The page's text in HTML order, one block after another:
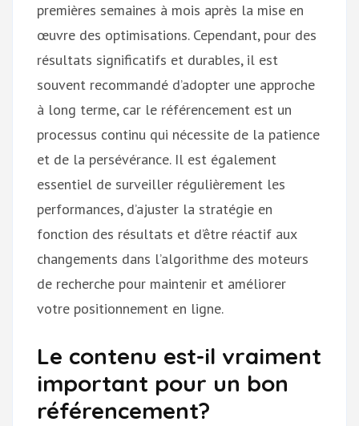
premières semaines à mois après la mise en
œuvre des optimisations. Cependant, pour des
résultats significatifs et durables, il est
souvent recommandé d’adopter une approche
à long terme, car le référencement est un
processus continu qui nécessite de la patience
et de la persévérance. Il est également
essentiel de surveiller régulièrement les
performances, d’ajuster la stratégie en
fonction des résultats et d’être réactif aux
changements dans l’algorithme des moteurs
de recherche pour maintenir et améliorer
votre positionnement en ligne.
Le contenu est-il vraiment
important pour un bon
référencement?